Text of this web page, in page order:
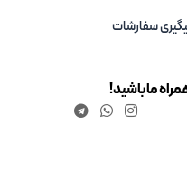
سفارشات
ما باشید!